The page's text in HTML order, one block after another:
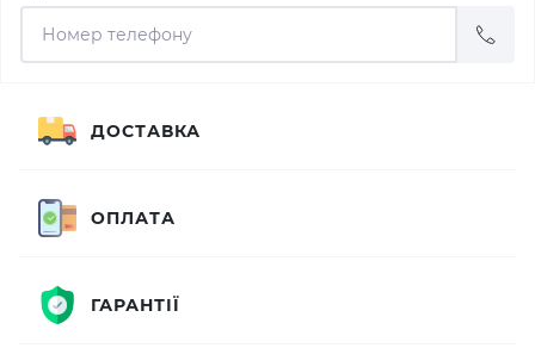
ДОСТАВКА
ОПЛАТА
ГАРАНТІЇ